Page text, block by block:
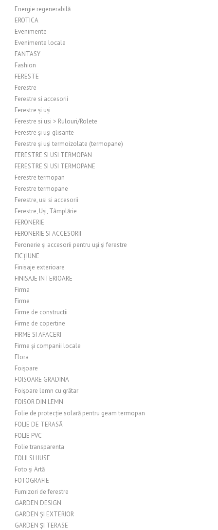
Energie regenerabilă
EROTICA
Evenimente
Evenimente locale
FANTASY
Fashion
FERESTE
Ferestre
Ferestre si accesorii
Ferestre și uși
Ferestre si usi > Rulouri/Rolete
Ferestre și uși glisante
Ferestre și uși termoizolate (termopane)
FERESTRE SI USI TERMOPAN
FERESTRE SI USI TERMOPANE
Ferestre termopan
Ferestre termopane
Ferestre, usi si accesorii
Ferestre, Uși, Tâmplărie
FERONERIE
FERONERIE SI ACCESORII
Feronerie și accesorii pentru uși și ferestre
FICȚIUNE
Finisaje exterioare
FINISAJE INTERIOARE
Firma
Firme
Firme de constructii
Firme de copertine
FIRME SI AFACERI
Firme și companii locale
Flora
Foișoare
FOISOARE GRADINA
Foișoare lemn cu grătar
FOISOR DIN LEMN
Folie de protecție solară pentru geam termopan
FOLIE DE TERASĂ
FOLIE PVC
Folie transparenta
FOLII SI HUSE
Foto și Artă
FOTOGRAFIE
Furnizori de ferestre
GARDEN DESIGN
GARDEN ȘI EXTERIOR
GARDEN ȘI TERASE